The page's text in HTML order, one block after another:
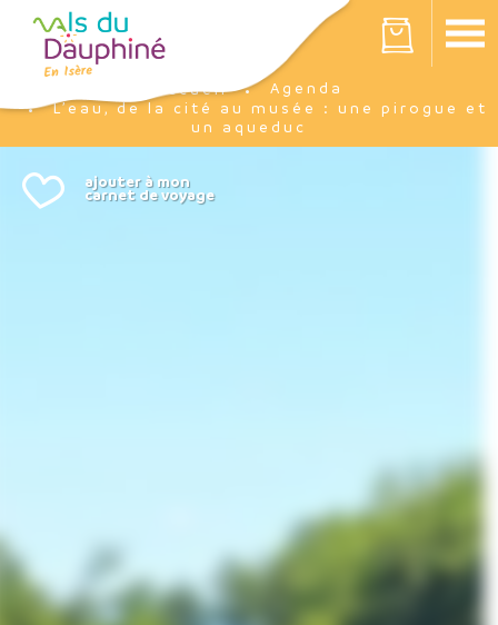
Votre panier est vide
Accueil
Agenda
L’eau, de la cité au musée : une pirogue et
un aqueduc
Panneau de gestion des cookies